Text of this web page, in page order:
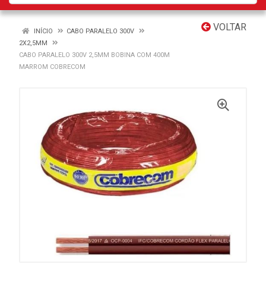
VOLTAR
INÍCIO
CABO PARALELO 300V
2X2,5MM
CABO PARALELO 300V 2,5MM BOBINA COM 400M
MARROM COBRECOM